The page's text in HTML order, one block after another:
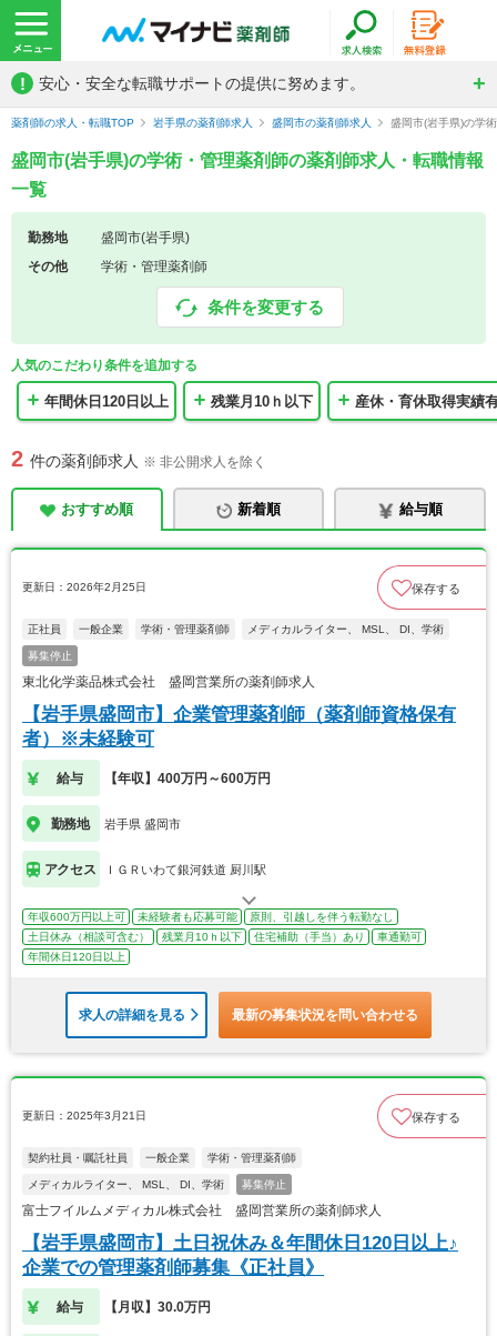
! 安心・安全な転職サポートの提供に努めます。
薬剤師の求人・転職TOP 岩手県の薬剤師求人 盛岡市の薬剤師求人 盛岡市(岩手県)の学
盛岡市(岩手県)の学術・管理薬剤師の薬剤師求人・転職情報
一覧
勤務地
盛岡市(岩手県)
その他
学術・管理薬剤師
条件を変更する
人気のこだわり条件を追加する
年間休日120日以上 残業月10ｈ以下 産休・育休取得実績
2 件の薬剤師求人 ※ 非公開求人を除く
おすすめ順 新着順 給与順
更新日：2026年2月25日 保存する
正社員 一般企業 学術・管理薬剤師 メディカルライター、 MSL、 DI、学術
募集停止
東北化学薬品株式会社 盛岡営業所の薬剤師求人
【岩手県盛岡市】企業管理薬剤師（薬剤師資格保有
者）※未経験可
給与 【年収】400万円～600万円
勤務地 岩手県 盛岡市
アクセス ＩＧＲいわて銀河鉄道 厨川駅
年収600万円以上可 未経験者も応募可能
原則、引越しを伴う転勤なし
土日休み（相談可含む）
残業月10ｈ以下 住宅補助（手当）あり
車通勤可
年間休日120日以上
求人の詳細を見る 最新の募集状況を問い合わせる
更新日：2025年3月21日 保存する
契約社員・嘱託社員 一般企業 学術・管理薬剤師
メディカルライター、 MSL、 DI、学術 募集停止
富士フイルムメディカル株式会社 盛岡営業所の薬剤師求人
【岩手県盛岡市】土日祝休み＆年間休日120日以上♪
企業での管理薬剤師募集《正社員》
給与 【月収】30.0万円